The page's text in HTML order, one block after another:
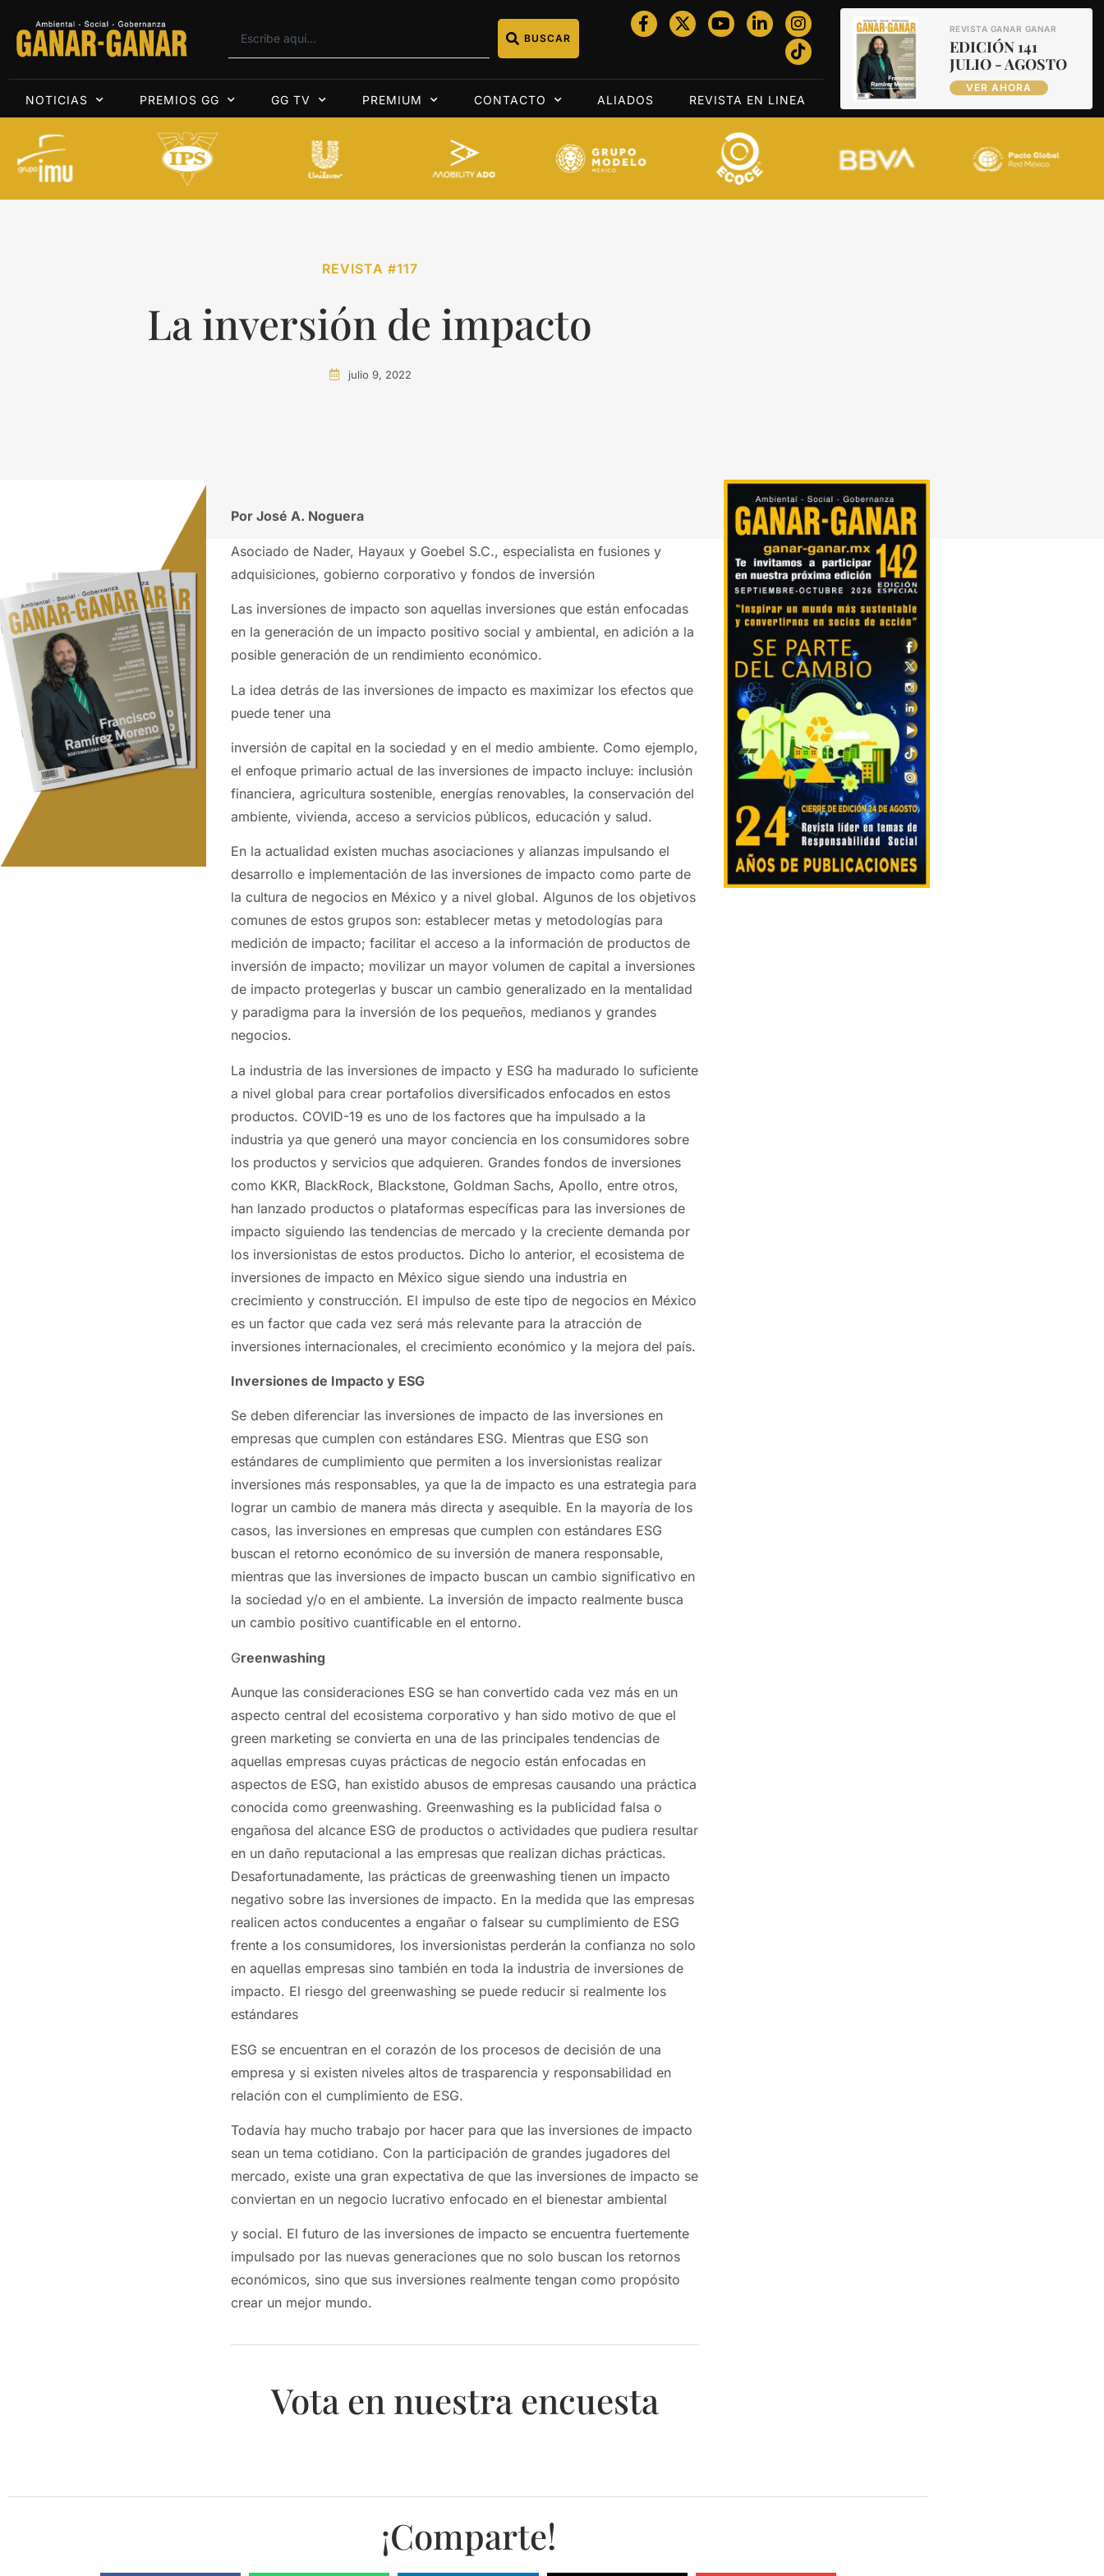
BUSCAR
NOTICIAS PREMIOS GG GG TV PREMIUM CONTACTO ALIADOS REVISTA EN LINEA
REVISTA GANAR GANAR
EDICIÓN 141
JULIO - AGOSTO
VER AHORA
REVISTA #117
La inversión de impacto
julio 9, 2022
Por José A. Noguera
Asociado de Nader, Hayaux y Goebel S.C., especialista en fusiones y
adquisiciones, gobierno corporativo y fondos de inversión
Las inversiones de impacto son aquellas inversiones que están enfocadas
en la generación de un impacto positivo social y ambiental, en adición a la
posible generación de un rendimiento económico.
La idea detrás de las inversiones de impacto es maximizar los efectos que
puede tener una
inversión de capital en la sociedad y en el medio ambiente. Como ejemplo,
el enfoque primario actual de las inversiones de impacto incluye: inclusión
financiera, agricultura sostenible, energías renovables, la conservación del
ambiente, vivienda, acceso a servicios públicos, educación y salud.
En la actualidad existen muchas asociaciones y alianzas impulsando el
desarrollo e implementación de las inversiones de impacto como parte de
la cultura de negocios en México y a nivel global. Algunos de los objetivos
comunes de estos grupos son: establecer metas y metodologías para
medición de impacto; facilitar el acceso a la información de productos de
inversión de impacto; movilizar un mayor volumen de capital a inversiones
de impacto protegerlas y buscar un cambio generalizado en la mentalidad
y paradigma para la inversión de los pequeños, medianos y grandes
negocios.
La industria de las inversiones de impacto y ESG ha madurado lo suficiente
a nivel global para crear portafolios diversificados enfocados en estos
productos. COVID-19 es uno de los factores que ha impulsado a la
industria ya que generó una mayor conciencia en los consumidores sobre
los productos y servicios que adquieren. Grandes fondos de inversiones
como KKR, BlackRock, Blackstone, Goldman Sachs, Apollo, entre otros,
han lanzado productos o plataformas específicas para las inversiones de
impacto siguiendo las tendencias de mercado y la creciente demanda por
los inversionistas de estos productos. Dicho lo anterior, el ecosistema de
inversiones de impacto en México sigue siendo una industria en
crecimiento y construcción. El impulso de este tipo de negocios en México
es un factor que cada vez será más relevante para la atracción de
inversiones internacionales, el crecimiento económico y la mejora del país.
Inversiones de Impacto y ESG
Se deben diferenciar las inversiones de impacto de las inversiones en
empresas que cumplen con estándares ESG. Mientras que ESG son
estándares de cumplimiento que permiten a los inversionistas realizar
inversiones más responsables, ya que la de impacto es una estrategia para
lograr un cambio de manera más directa y asequible. En la mayoría de los
casos, las inversiones en empresas que cumplen con estándares ESG
buscan el retorno económico de su inversión de manera responsable,
mientras que las inversiones de impacto buscan un cambio significativo en
la sociedad y/o en el ambiente. La inversión de impacto realmente busca
un cambio positivo cuantificable en el entorno.
Greenwashing
Aunque las consideraciones ESG se han convertido cada vez más en un
aspecto central del ecosistema corporativo y han sido motivo de que el
green marketing se convierta en una de las principales tendencias de
aquellas empresas cuyas prácticas de negocio están enfocadas en
aspectos de ESG, han existido abusos de empresas causando una práctica
conocida como greenwashing. Greenwashing es la publicidad falsa o
engañosa del alcance ESG de productos o actividades que pudiera resultar
en un daño reputacional a las empresas que realizan dichas prácticas.
Desafortunadamente, las prácticas de greenwashing tienen un impacto
negativo sobre las inversiones de impacto. En la medida que las empresas
realicen actos conducentes a engañar o falsear su cumplimiento de ESG
frente a los consumidores, los inversionistas perderán la confianza no solo
en aquellas empresas sino también en toda la industria de inversiones de
impacto. El riesgo del greenwashing se puede reducir si realmente los
estándares
ESG se encuentran en el corazón de los procesos de decisión de una
empresa y si existen niveles altos de trasparencia y responsabilidad en
relación con el cumplimiento de ESG.
Todavía hay mucho trabajo por hacer para que las inversiones de impacto
sean un tema cotidiano. Con la participación de grandes jugadores del
mercado, existe una gran expectativa de que las inversiones de impacto se
conviertan en un negocio lucrativo enfocado en el bienestar ambiental
y social. El futuro de las inversiones de impacto se encuentra fuertemente
impulsado por las nuevas generaciones que no solo buscan los retornos
económicos, sino que sus inversiones realmente tengan como propósito
crear un mejor mundo.
Vota en nuestra encuesta
¡Comparte!